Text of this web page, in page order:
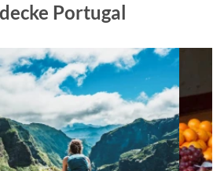
Portugal